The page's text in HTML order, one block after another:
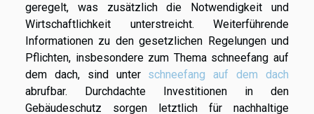
geregelt, was zusätzlich die Notwendigkeit und
Wirtschaftlichkeit unterstreicht. Weiterführende
Informationen zu den gesetzlichen Regelungen und
Pflichten, insbesondere zum Thema schneefang auf
dem dach, sind unter schneefang auf dem dach
abrufbar. Durchdachte Investitionen in den
Gebäudeschutz sorgen letztlich für nachhaltige